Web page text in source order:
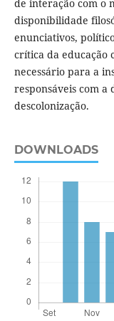
de interação com o
disponibilidade
enunciativos,
crítica da educação
necessário para a
responsáveis com
descolonização.
DOWNLOADS